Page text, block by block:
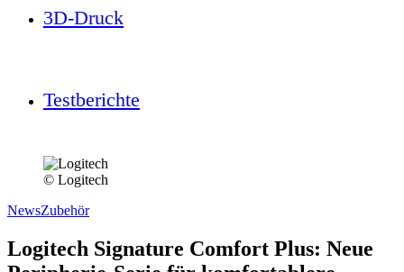
3D-Druck
Testberichte
© Logitech
NewsZubehör
Logitech Signature Comfort Plus: Neue